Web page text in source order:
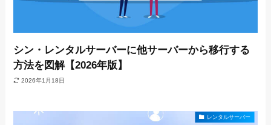
シン・レンタルサーバーに他サーバーから移行する
方法を図解【2026年版】
2026年1月18日
レンタルサーバー